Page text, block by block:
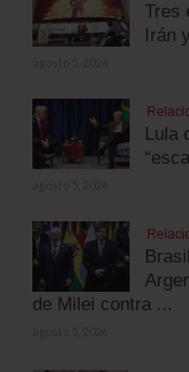
Tres
Irán
Lula
de Milei contra ...